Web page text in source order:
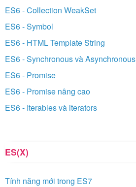
ES6 - Collection WeakSet
ES6 - Symbol
ES6 - HTML Template String
ES6 - Synchronous và Asynchronous
ES6 - Promise
ES6 - Promise nâng cao
ES6 - Iterables và iterators
ES(X)
Tính năng mới trong ES7